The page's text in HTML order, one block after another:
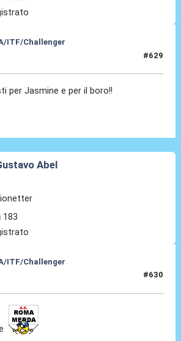
ITF/Challenger
#629
per Jasmine e per il boro!!
Abel
183
ITF/Challenger
#630